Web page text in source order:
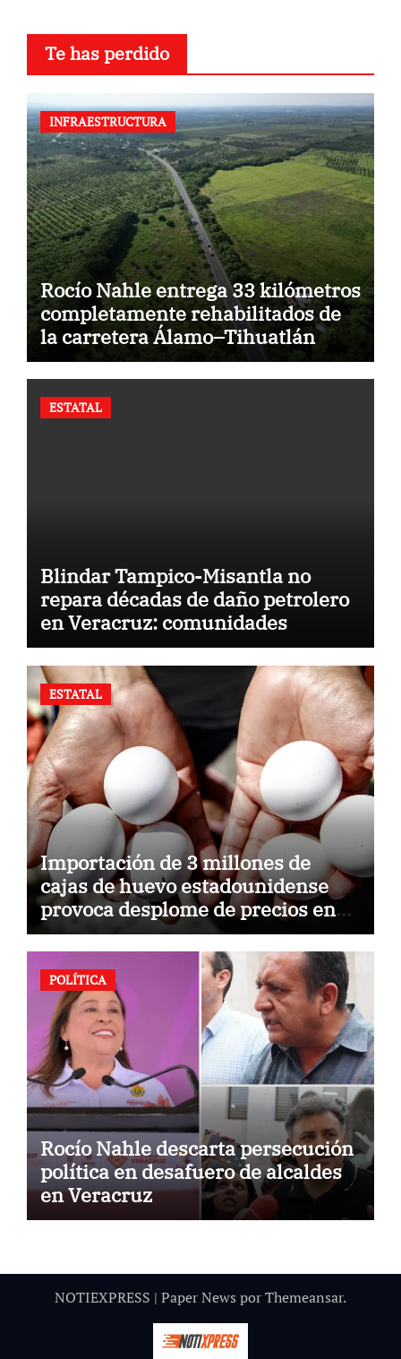
Te has perdido
INFRAESTRUCTURA
Rocío Nahle entrega 33 kilómetros
completamente rehabilitados de
la carretera Álamo–Tihuatlán
ESTATAL
Blindar Tampico-Misantla no
repara décadas de daño petrolero
en Veracruz: comunidades
ESTATAL
Importación de 3 millones de
cajas de huevo estadounidense
provoca desplome de precios en
Veracruz; llaman a consumir local
POLÍTICA
Rocío Nahle descarta persecución
política en desafuero de alcaldes
en Veracruz
NOTIEXPRESS | Paper News porThemeansar.